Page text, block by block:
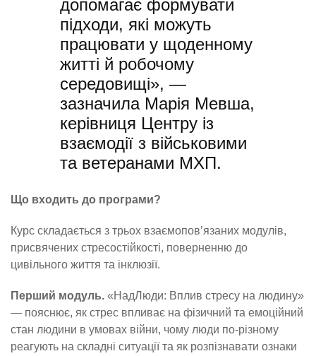
допомагає формувати
підходи, які можуть
працювати у щоденному
житті й робочому
середовищі», —
зазначила Марія Мевша,
керівниця Центру із
взаємодії з військовими
та ветеранами МХП.
Що входить до програми?
Курс складається з трьох взаємопов’язаних модулів,
присвячених стресостійкості, поверненню до
цивільного життя та інклюзії.
Перший модуль. «НадЛюди: Вплив стресу на людину»
— пояснює, як стрес впливає на фізичний та емоційний
стан людини в умовах війни, чому люди по-різному
реагують на складні ситуації та як розпізнавати ознаки